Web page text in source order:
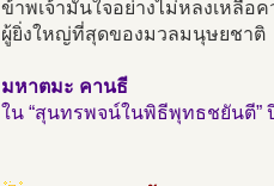
ข้าพเจ้ามั่นใจอย่างไม่หลงเหลือ
ผู้ยิ่งใหญ่ที่สุดของมวลมนุษยชาติ
มหาตมะ คานธี
ใน “สุนทรพจน์ในพิธีพุทธชยันตี”